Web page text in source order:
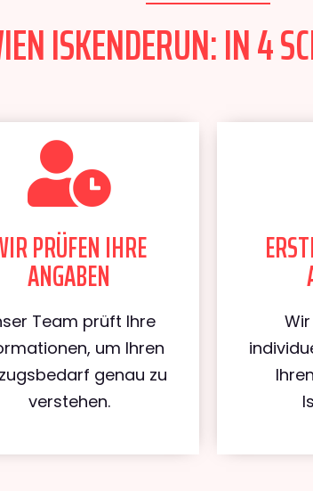
ISKENDERUN: IN 4
PRÜFEN IHRE
ANGABEN
Team prüft Ihre
um Ihren
genau zu
verstehen.